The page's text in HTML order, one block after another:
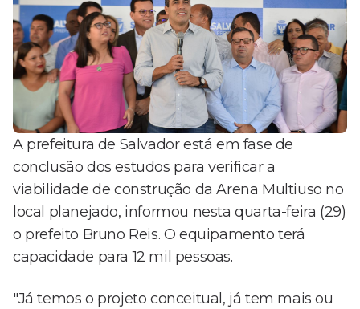
A prefeitura de Salvador está em fase de
conclusão dos estudos para verificar a
viabilidade de construção da Arena Multiuso no
local planejado, informou nesta quarta-feira (29)
o prefeito Bruno Reis. O equipamento terá
capacidade para 12 mil pessoas.
"Já temos o projeto conceitual, já tem mais ou